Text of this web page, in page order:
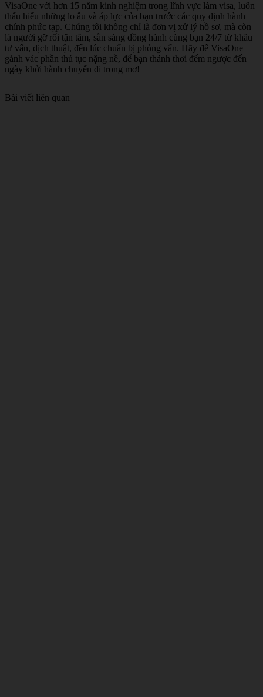
VisaOne với hơn 15 năm kinh nghiệm trong lĩnh vực làm visa, luôn
thấu hiểu những lo âu và áp lực của bạn trước các quy định hành
chính phức tạp. Chúng tôi không chỉ là đơn vị xử lý hồ sơ, mà còn
là người gỡ rối tận tâm, sẵn sàng đồng hành cùng bạn 24/7 từ khâu
tư vấn, dịch thuật, đến lúc chuẩn bị phỏng vấn. Hãy để VisaOne
gánh vác phần thủ tục nặng nề, để bạn thảnh thơi đếm ngược đến
ngày khởi hành chuyến đi trong mơ!
Bài viết liên quan